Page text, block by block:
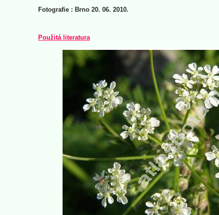
Fotografie : Brno 20. 06. 2010.
Použitá literatura